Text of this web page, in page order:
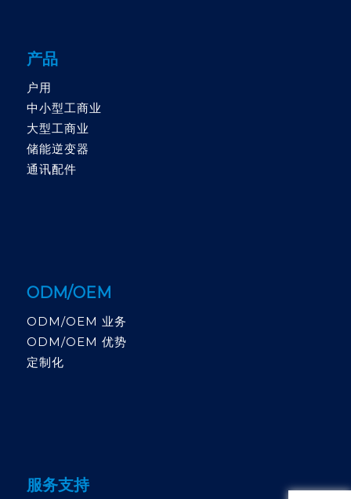
产品
户用
中小型工商业
大型工商业
储能逆变器
通讯配件
ODM/OEM
ODM/OEM 业务
ODM/OEM 优势
定制化
服务支持